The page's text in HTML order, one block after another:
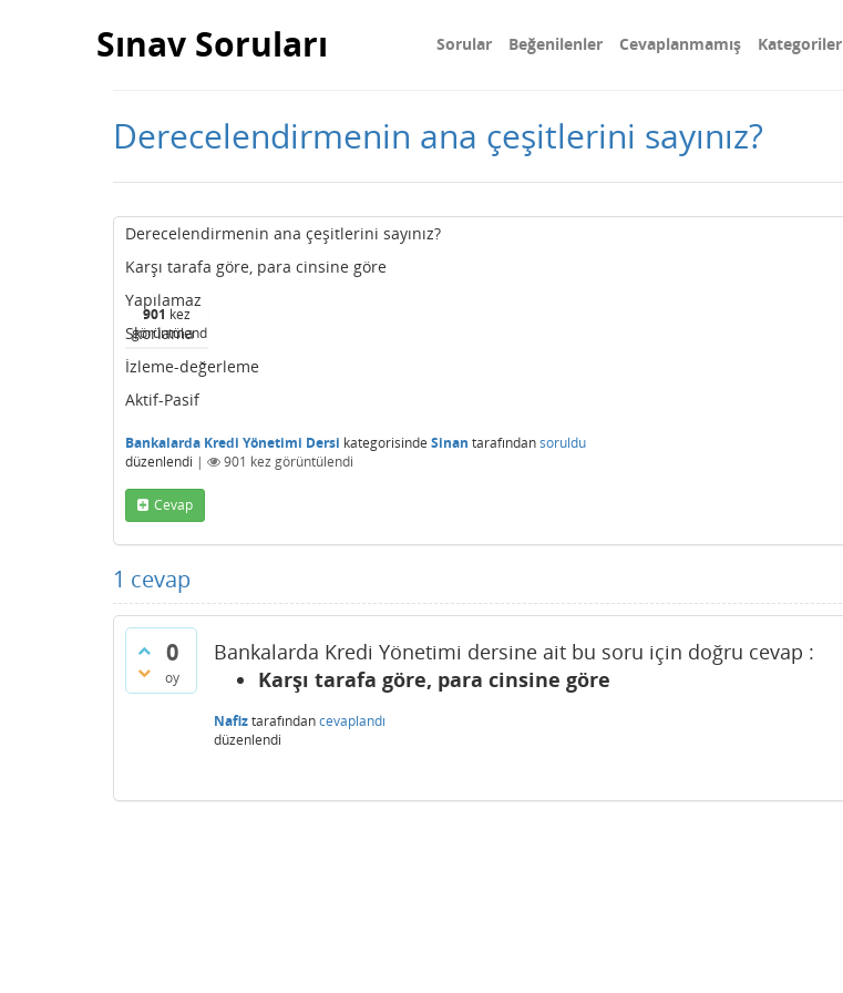
Sınav Soruları Sorular Beğenilenler Cevaplanmamış Kategoriler
Derecelendirmenin ana çeşitlerini sayınız?
901 kez
görüntülendi
Derecelendirmenin ana çeşitlerini sayınız?
Karşı tarafa göre, para cinsine göre
Yapılamaz
Skorlama
İzleme-değerleme
Aktif-Pasif
Bankalarda Kredi Yönetimi Dersi kategorisinde Sinan tarafındansoruldu
düzenlendi | 901 kez görüntülendi
Cevap
1 cevap
0
oy
Bankalarda Kredi Yönetimi dersine ait bu soru için doğru cevap :
Karşı tarafa göre, para cinsine göre
Nafiztarafındancevaplandı
düzenlendi